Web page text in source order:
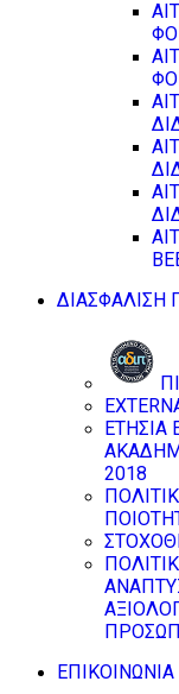
ΔΙΑΣΦΑΛΙΣΗ
ΕΤΗΣΙΑ
2018
ΕΠΙΚΟΙΝΩΝΙΑ